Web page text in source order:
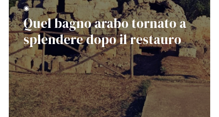
◉
Quel bagno arabo tornato a
splendere dopo il restauro